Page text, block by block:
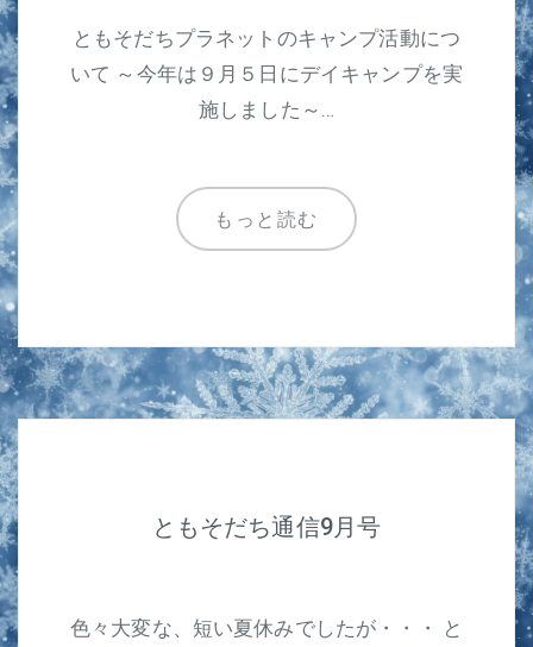
ともそだちプラネットのキャンプ活動につ
いて ～今年は９月５日にデイキャンプを実
施しました～…
もっと読む
ともそだち通信9月号
色々大変な、短い夏休みでしたが・・・ と